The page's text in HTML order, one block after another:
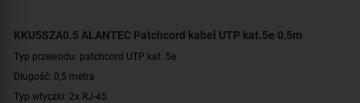
KKU5SZA0.5 ALANTEC Patchcord kabel UTP kat.5e 0,5m
Typ przewodu: patchcord UTP kat. 5e
Długość: 0,5 metra
Typ wtyczki: 2x RJ-45